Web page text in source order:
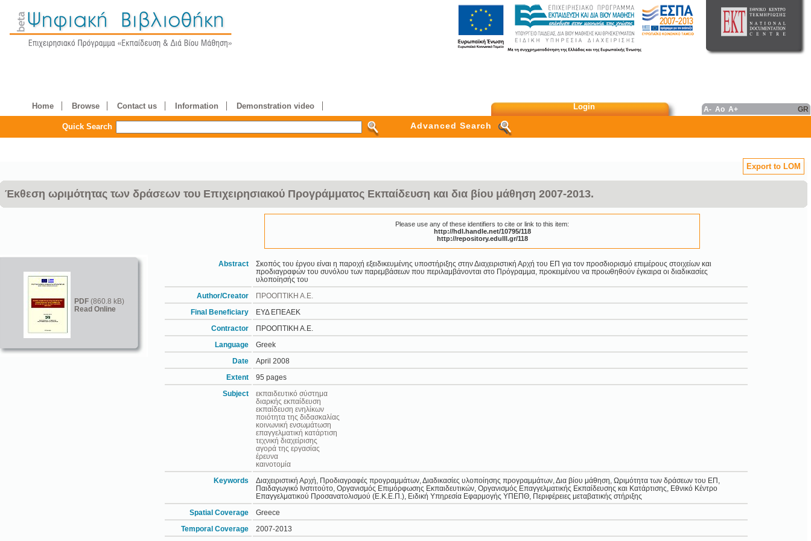
Home Browse Contact us Information Demonstration video Login A- Ao A+ GR
Quick Search Advanced Search
Export to LOM
Έκθεση ωριμότητας των δράσεων του Επιχειρησιακού Προγράμματος Εκπαίδευση και δια βίου μάθηση 2007-2013.
Please use any of these identifiers to cite or link to this item:
http://hdl.handle.net/10795/118
http://repository.edulll.gr/118
PDF (860.8 kB)
Read Online
Abstract
Σκοπός του έργου είναι η παροχή εξειδικευμένης υποστήριξης στην Διαχειριστική Αρχή του ΕΠ για τον προσδιορισμό επιμέρους στοιχείων και
προδιαγραφών του συνόλου των παρεμβάσεων που περιλαμβάνονται στο Πρόγραμμα, προκειμένου να προωθηθούν έγκαιρα οι διαδικασίες
υλοποίησής του
Author/Creator ΠΡΟΟΠΤΙΚΗ Α.Ε.
Final Beneficiary ΕΥΔ ΕΠΕΑΕΚ
Contractor ΠΡΟΟΠΤΙΚΗ Α.Ε.
Language Greek
Date April 2008
Extent 95 pages
Subject
εκπαιδευτικό σύστημα
διαρκής εκπαίδευση
εκπαίδευση ενηλίκων
ποιότητα της διδασκαλίας
κοινωνική ενσωμάτωση
επαγγελματική κατάρτιση
τεχνική διαχείρισης
αγορά της εργασίας
έρευνα
καινοτομία
Keywords
Διαχειριστική Αρχή, Προδιαγραφές προγραμμάτων, Διαδικασίες υλοποίησης προγραμμάτων, Δια βίου μάθηση, Ωριμότητα των δράσεων του ΕΠ,
Παιδαγωγικό Ινστιτούτο, Οργανισμός Επιμόρφωσης Εκπαιδευτικών, Οργανισμός Επαγγελματικής Εκπαίδευσης και Κατάρτισης, Εθνικό Κέντρο
Επαγγελματικού Προσανατολισμού (Ε.Κ.Ε.Π.), Ειδική Υπηρεσία Εφαρμογής ΥΠΕΠΘ, Περιφέρειες μεταβατικής στήριξης
Spatial Coverage Greece
Temporal Coverage 2007-2013